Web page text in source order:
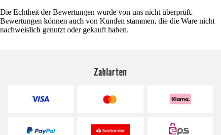
Die Echtheit der Bewertungen wurde von uns nicht überprüft.
Bewertungen können auch von Kunden stammen, die die Ware nicht
nachweislich genutzt oder gekauft haben.
Zahlarten